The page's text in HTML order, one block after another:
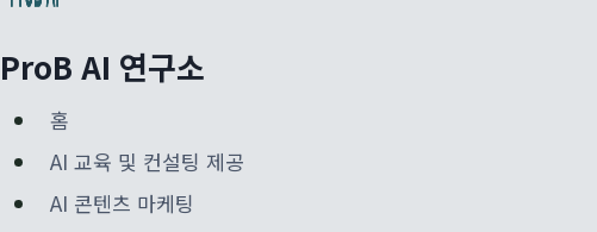
ProB AI 연구소
홈
AI 교육 및 컨설팅 제공
AI 콘텐츠 마케팅